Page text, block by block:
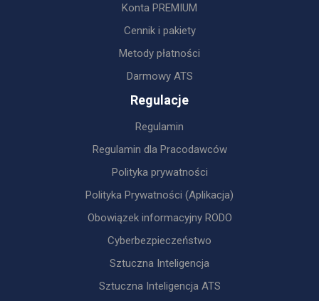
Konta PREMIUM
Cennik i pakiety
Metody płatności
Darmowy ATS
Regulacje
Regulamin
Regulamin dla Pracodawców
Polityka prywatności
Polityka Prywatności (Aplikacja)
Obowiązek informacyjny RODO
Cyberbezpieczeństwo
Sztuczna Inteligencja
Sztuczna Inteligencja ATS